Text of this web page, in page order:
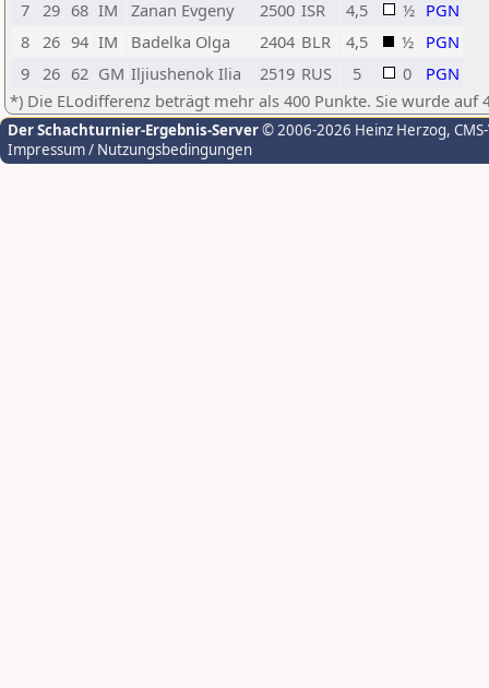
7
29 68 IM Zanan Evgeny 2500 ISR 4,5 ½ PGN
8
26 94 IM Badelka Olga 2404 BLR 4,5 ½ PGN
9
26 62 GM Iljiushenok Ilia 2519 RUS 5 0
PGN
*) Die ELodifferenz beträgt mehr als 400 Punkte. Sie wurde auf
Der Schachturnier-Ergebnis-Server© 2006-2026 Heinz Herzog,
Impressum / Nutzungsbedingungen